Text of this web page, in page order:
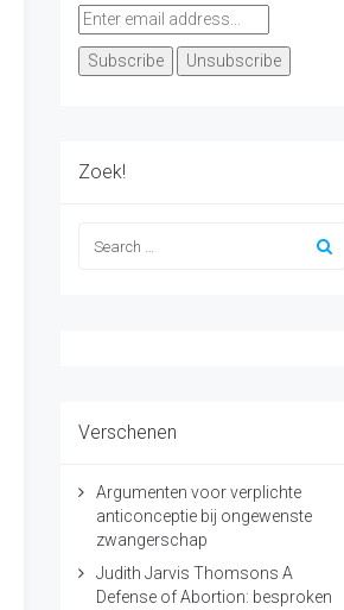
Zoek!
Verschenen
Argumenten voor verplichte
anticonceptie bij ongewenste
zwangerschap
Judith Jarvis Thomsons A
Defense of Abortion: besproken